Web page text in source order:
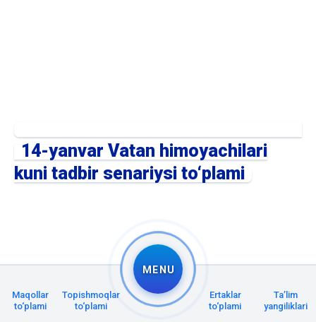
14-yanvar Vatan himoyachilari
kuni tadbir senariysi to‘plami
Maqollar
to‘plami
Topishmoqlar
to‘plami
MENU
Ertaklar
to‘plami
Taʼlim
yangiliklari